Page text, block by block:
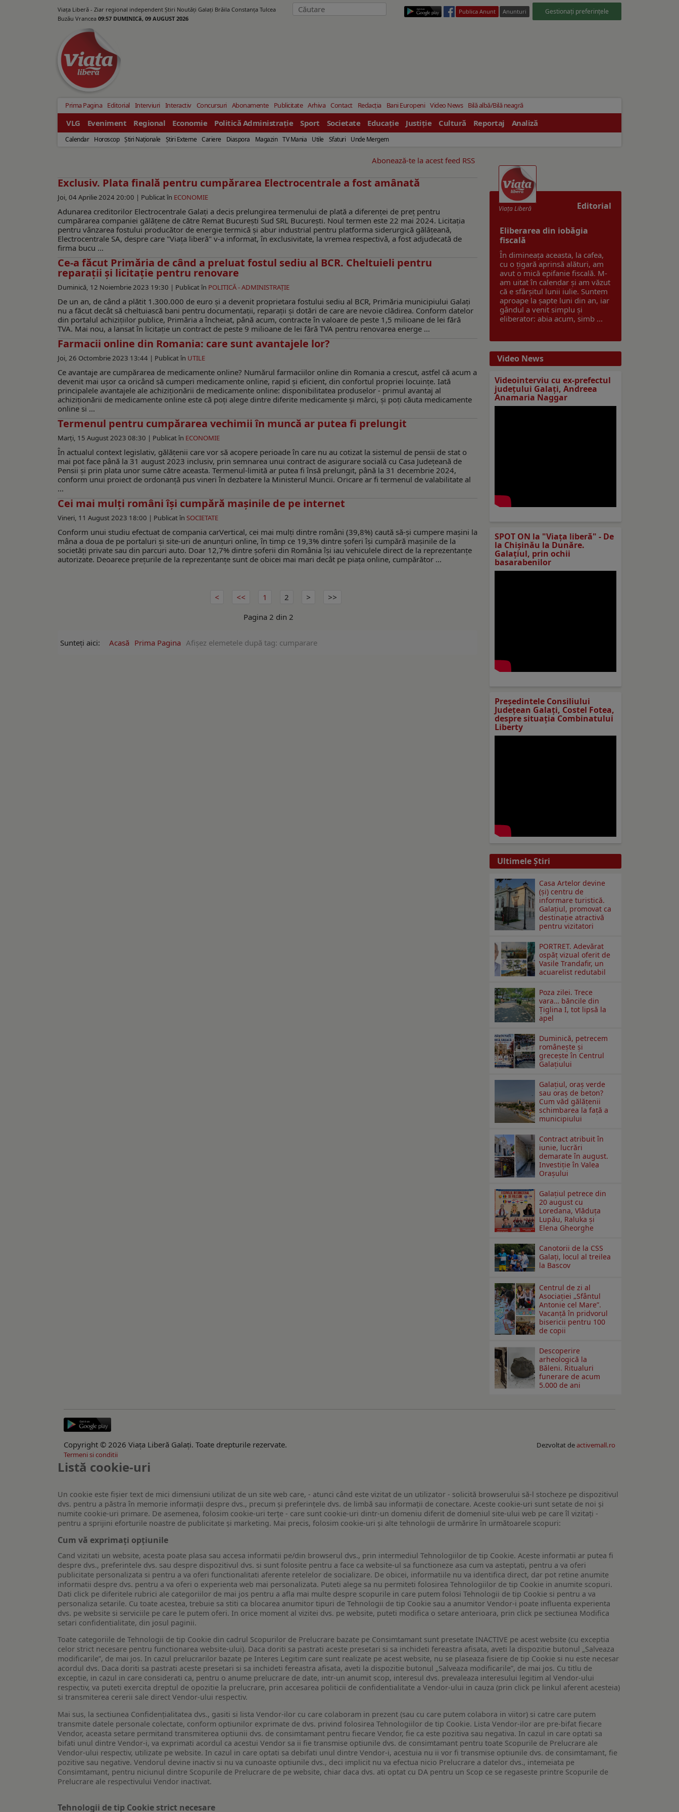
Viața Liberă - Ziar regional independent Știri Noutăți Galaţi Brăila Constanţa Tulcea
Buzău Vrancea 09:57 DUMINICă, 09 AUGUST 2026
Publica Anunt Anunturi Gestionați preferințele
Prima Pagina Editorial Interviuri Interactiv Concursuri Abonamente Publicitate Arhiva Contact Redacția Bani Europeni Video News Bilă albă/Bilă neagră
VLG Eveniment Regional Economie Politică Administrație Sport Societate Educație Justiție Cultură Reportaj Analiză
Calendar Horoscop Ştiri Naţionale Ştiri Externe Cariere Diaspora Magazin TV Mania Utile Sfaturi Unde Mergem
Abonează-te la acest feed RSS
Exclusiv. Plata finală pentru cumpărarea Electrocentrale a fost amânată
Joi, 04 Aprilie 2024 20:00 | Publicat în ECONOMIE
Adunarea creditorilor Electrocentrale Galați a decis prelungirea termenului de plată a diferenței de preț pentru
cumpărarea companiei gălățene de către Remat București Sud SRL București. Noul termen este 22 mai 2024. Licitația
pentru vânzarea fostului producător de energie termică și abur industrial pentru platforma siderurgică gălățeană,
Electrocentrale SA, despre care "Viața liberă" v-a informat, în exclusivitate, la vremea respectivă, a fost adjudecată de
firma bucu ...
Ce-a făcut Primăria de când a preluat fostul sediu al BCR. Cheltuieli pentru
reparaţii şi licitaţie pentru renovare
Duminică, 12 Noiembrie 2023 19:30 | Publicat în POLITICĂ - ADMINISTRAŢIE
De un an, de când a plătit 1.300.000 de euro şi a devenit proprietara fostului sediu al BCR, Primăria municipiului Galaţi
nu a făcut decât să cheltuiască bani pentru documentaţii, reparaţii şi dotări de care are nevoie clădirea. Conform datelor
din portalul achiziţiilor publice, Primăria a încheiat, până acum, contracte în valoare de peste 1,5 milioane de lei fără
TVA. Mai nou, a lansat în licitaţie un contract de peste 9 milioane de lei fără TVA pentru renovarea energe ...
Farmacii online din Romania: care sunt avantajele lor?
Joi, 26 Octombrie 2023 13:44 | Publicat în UTILE
Ce avantaje are cumpărarea de medicamente online? Numărul farmaciilor online din Romania a crescut, astfel că acum a
devenit mai ușor ca oricând să cumperi medicamente online, rapid și eficient, din confortul propriei locuințe. Iată
principalele avantajele ale achiziționării de medicamente online: disponibilitatea produselor - primul avantaj al
achiziționării de medicamente online este că poți alege dintre diferite medicamente și mărci, și poți căuta medicamente
online si ...
Termenul pentru cumpărarea vechimii în muncă ar putea fi prelungit
Marți, 15 August 2023 08:30 | Publicat în ECONOMIE
În actualul context legislativ, gălățenii care vor să acopere perioade în care nu au cotizat la sistemul de pensii de stat o
mai pot face până la 31 august 2023 inclusiv, prin semnarea unui contract de asigurare socială cu Casa Județeană de
Pensii și prin plata unor sume către aceasta. Termenul-limită ar putea fi însă prelungit, până la 31 decembrie 2024,
conform unui proiect de ordonanță pus vineri în dezbatere la Ministerul Muncii. Oricare ar fi termenul de valabilitate al
...
Cei mai mulți români își cumpără mașinile de pe internet
Vineri, 11 August 2023 18:00 | Publicat în SOCIETATE
Conform unui studiu efectuat de compania carVertical, cei mai mulți dintre români (39,8%) caută să-și cumpere mașini la
mâna a doua de pe portaluri și site-uri de anunțuri online, în timp ce 19,3% dintre șoferi își cumpără mașinile de la
societăți private sau din parcuri auto. Doar 12,7% dintre șoferii din România își iau vehiculele direct de la reprezentanțe
autorizate. Deoarece prețurile de la reprezentanțe sunt de obicei mai mari decât pe piața online, cumpărător ...
1
2
Pagina 2 din 2
Sunteți aici: Acasă Prima Pagina Afişez elemetele după tag: cumparare
Editorial
Viaţa Liberă
Eliberarea din iobăgia
fiscală
În dimineața aceasta, la cafea,
cu o țigară aprinsă alături, am
avut o mică epifanie fiscală. M-
am uitat în calendar și am văzut
că e sfârșitul lunii iulie. Suntem
aproape la șapte luni din an, iar
gândul a venit simplu și
eliberator: abia acum, simb ...
Video News
Videointerviu cu ex-prefectul
judeţului Galaţi, Andreea
Anamaria Naggar
SPOT ON la "Viaţa liberă" - De
la Chișinău la Dunăre.
Galațiul, prin ochii
basarabenilor
Preşedintele Consiliului
Judeţean Galaţi, Costel Fotea,
despre situaţia Combinatului
Liberty
Ultimele Ştiri
Casa Artelor devine
(şi) centru de
informare turistică.
Galaţiul, promovat ca
destinaţie atractivă
pentru vizitatori
PORTRET. Adevărat
ospăț vizual oferit de
Vasile Trandafir, un
acuarelist redutabil
Poza zilei. Trece
vara… băncile din
Ţiglina I, tot lipsă la
apel
Duminică, petrecem
româneşte şi
greceşte în Centrul
Galaţiului
Galațiul, oraș verde
sau oraș de beton?
Cum văd gălățenii
schimbarea la față a
municipiului
Contract atribuit în
iunie, lucrări
demarate în august.
Investiţie în Valea
Oraşului
Galaţiul petrece din
20 august cu
Loredana, Vlăduța
Lupău, Raluka și
Elena Gheorghe
Canotorii de la CSS
Galați, locul al treilea
la Bascov
Centrul de zi al
Asociației „Sfântul
Antonie cel Mare”.
Vacanță în pridvorul
bisericii pentru 100
de copii
Descoperire
arheologică la
Băleni. Ritualuri
funerare de acum
5.000 de ani
Copyright © 2026 Viaţa Liberă Galaţi. Toate drepturile rezervate. Dezvoltat deactivemall.ro
Termeni si conditii
Listă cookie-uri
Un cookie este fişier text de mici dimensiuni utilizat de un site web care, - atunci când este vizitat de un utilizator - solicită browserului să-l stocheze pe dispozitivul
dvs. pentru a păstra în memorie informații despre dvs., precum și preferințele dvs. de limbă sau informații de conectare. Aceste cookie-uri sunt setate de noi și
numite cookie-uri primare. De asemenea, folosim cookie-uri terțe - care sunt cookie-uri dintr-un domeniu diferit de domeniul site-ului web pe care îl vizitați -
pentru a sprijini eforturile noastre de publicitate și marketing. Mai precis, folosim cookie-uri și alte tehnologii de urmărire în următoarele scopuri:
Cum vă exprimați opțiunile
Cand vizitati un website, acesta poate plasa sau accesa informatii pe/din browserul dvs., prin intermediul Tehnologiilor de tip Cookie. Aceste informatii ar putea fi
despre dvs., preferintele dvs. sau despre dispozitivul dvs. si sunt folosite pentru a face ca website-ul sa functioneze asa cum va asteptati, pentru a va oferi
publicitate personalizata si pentru a va oferi functionalitati aferente retelelor de socializare. De obicei, informatiile nu va identifica direct, dar pot retine anumite
informatii despre dvs. pentru a va oferi o experienta web mai personalizata. Puteti alege sa nu permiteti folosirea Tehnologiilor de tip Cookie in anumite scopuri.
Dati click pe diferitele rubrici ale categoriilor de mai jos pentru a afla mai multe despre scopurile in care putem folosi Tehnologii de tip Cookie si pentru a va
personaliza setarile. Cu toate acestea, trebuie sa stiti ca blocarea anumitor tipuri de Tehnologii de tip Cookie sau a anumitor Vendor-i poate influenta experienta
dvs. pe website si serviciile pe care le putem oferi. In orice moment al vizitei dvs. pe website, puteti modifica o setare anterioara, prin click pe sectiunea Modifica
setari confidentialitate, din josul paginii.
Toate categoriile de Tehnologii de tip Cookie din cadrul Scopurilor de Prelucrare bazate pe Consimtamant sunt presetate INACTIVE pe acest website (cu exceptia
celor strict necesare pentru functionarea website-ului). Daca doriti sa pastrati aceste presetari si sa inchideti fereastra afisata, aveti la dispozitie butonul „Salveaza
modificarile”, de mai jos. In cazul prelucrarilor bazate pe Interes Legitim care sunt realizate pe acest website, nu se plaseaza fisiere de tip Cookie si nu este necesar
acordul dvs. Daca doriti sa pastrati aceste presetari si sa inchideti fereastra afisata, aveti la dispozitie butonul „Salveaza modificarile”, de mai jos. Cu titlu de
exceptie, in cazul in care considerati ca, pentru o anume prelucrare de date, intr-un anumit scop, interesul dvs. prevaleaza interesului legitim al Vendor-ului
respectiv, va puteti exercita dreptul de opozitie la prelucrare, prin accesarea politicii de confidentialitate a Vendor-ului in cauza (prin click pe linkul aferent acesteia)
si transmiterea cererii sale direct Vendor-ului respectiv.
Mai sus, la sectiunea Confidențialitatea dvs., gasiti si lista Vendor-ilor cu care colaboram in prezent (sau cu care putem colabora in viitor) si catre care putem
transmite datele personale colectate, conform optiunilor exprimate de dvs. privind folosirea Tehnologiilor de tip Cookie. Lista Vendor-ilor are pre-bifat fiecare
Vendor, aceasta setare permitand transmiterea optiunii dvs. de consimtamant pentru fiecare Vendor, fie ca este pozitiva sau negativa. In cazul in care optati sa
bifati unul dintre Vendor-i, va exprimati acordul ca acestui Vendor sa ii fie transmise optiunile dvs. de consimtamant pentru toate Scopurile de Prelucrare ale
Vendor-ului respectiv, utilizate pe website. In cazul in care optati sa debifati unul dintre Vendor-i, acestuia nu ii vor fi transmise optiunile dvs. de consimtamant, fie
pozitive sau negative. Vendorul devine inactiv si nu va cunoaste optiunile dvs., deci implicit nu va efectua nicio Prelucrare a datelor dvs., intemeiata pe
Consimtamant, pentru niciunul dintre Scopurile de Prelucrare de pe website, chiar daca dvs. ati optat cu DA pentru un Scop ce se regaseste printre Scopurile de
Prelucrare ale respectivului Vendor inactivat.
Tehnologii de tip Cookie strict necesare